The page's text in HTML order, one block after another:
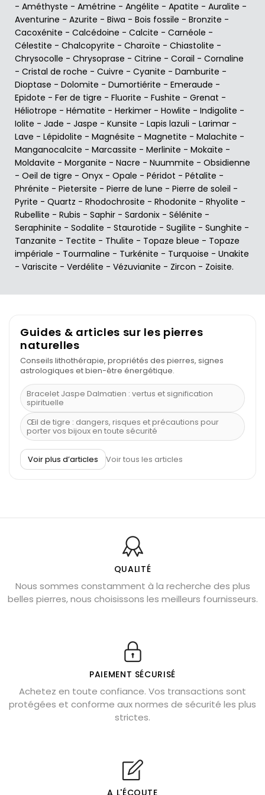
- Améthyste - Amétrine - Angélite - Apatite - Auralite -
Aventurine - Azurite - Biwa - Bois fossile - Bronzite -
Cacoxénite - Calcédoine - Calcite - Carnéole -
Célestite - Chalcopyrite - Charoïte - Chiastolite -
Chrysocolle - Chrysoprase - Citrine - Corail - Cornaline
- Cristal de roche - Cuivre - Cyanite - Damburite -
Dioptase - Dolomite - Dumortiérite - Emeraude -
Epidote - Fer de tigre - Fluorite - Fushite - Grenat -
Héliotrope - Hématite - Herkimer - Howlite - Indigolite -
Iolite - Jade - Jaspe - Kunsite - Lapis lazuli - Larimar -
Lave - Lépidolite - Magnésite - Magnetite - Malachite -
Manganocalcite - Marcassite - Merlinite - Mokaïte -
Moldavite - Morganite - Nacre - Nuummite - Obsidienne
- Oeil de tigre - Onyx - Opale - Péridot - Pétalite -
Phrénite - Pietersite - Pierre de lune - Pierre de soleil -
Pyrite - Quartz - Rhodochrosite - Rhodonite - Rhyolite -
Rubellite - Rubis - Saphir - Sardonix - Sélénite -
Seraphinite - Sodalite - Staurotide - Sugilite - Sunghite -
Tanzanite - Tectite - Thulite - Topaze bleue - Topaze
impériale - Tourmaline - Turkénite - Turquoise - Unakite
- Variscite - Verdélite - Vézuvianite - Zircon - Zoisite.
Guides & articles sur les pierres
naturelles
Conseils lithothérapie, propriétés des pierres, signes
astrologiques et bien-être énergétique.
Bracelet Jaspe Dalmatien : vertus et signification
spirituelle
Œil de tigre : dangers, risques et précautions pour
porter vos bijoux en toute sécurité
À quel poignet porter un bracelet de pierre
Découvrez le scorpion et ses pierres
Bienfaits de la sélénite – pierre des anges
L’améthyste est-elle faite pour moi ?
Chrysocolle : pierre apaisante
Obsidienne dorée : vertus et signification
Véritable citrine naturelle non chauffée
Où placer la citrine dans la maison
Cornaline : propriétés magiques
Capricorne : quelles pierres choisir
Shungite : purification et protection
Bagues en labradorite argent 925
Voir plus d’articles Voir tous les articles
QUALITÉ
Nous sommes constamment à la recherche des plus
belles pierres, nous choisissons les meilleurs fournisseurs.
PAIEMENT SÉCURISÉ
Achetez en toute confiance. Vos transactions sont
protégées et conforme aux normes de sécurité les plus
strictes.